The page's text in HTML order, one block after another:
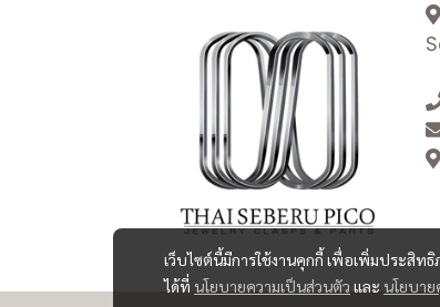
เว็บไซต์นี้มีการใช้งานคุกกี้ เพื่อเพิ่มประสิท
ได้ที่ นโยบายความเป็นส่วนตัว และ นโยบาย